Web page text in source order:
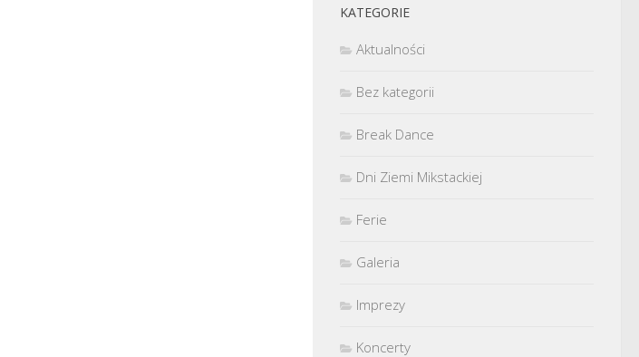
KATEGORIE
Aktualności
Bez kategorii
Break Dance
Dni Ziemi Mikstackiej
Ferie
Galeria
Imprezy
Koncerty